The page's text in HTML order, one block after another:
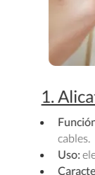
1.
cables.
Uso: